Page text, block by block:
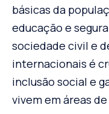
básicas da
educação e
sociedade civil e
internacionais é
inclusão social e
vivem em áreas